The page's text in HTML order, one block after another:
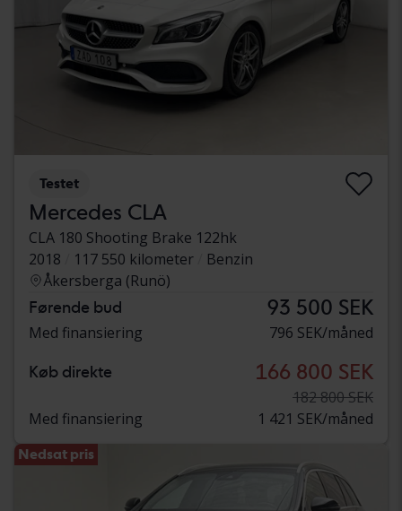
Testet
Mercedes CLA
CLA 180 Shooting Brake 122hk
2018
117 550 kilometer
Benzin
Åkersberga (Runö)
Førende bud 93 500 SEK
Med finansiering 796 SEK/måned
Køb direkte 166 800 SEK
182 800 SEK
Med finansiering
1 421 SEK/måned
Nedsat pris